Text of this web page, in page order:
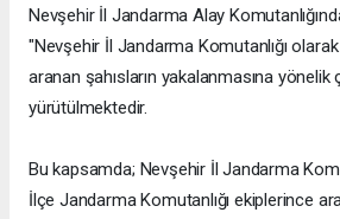
Nevşehir İl Jandarma Alay
"Nevşehir İl Jandarma Komutanlığı
aranan şahısların yakalanmasına yönelik
yürütülmektedir.
Bu kapsamda; Nevşehir İl Jandarma
İlçe Jandarma Komutanlığı ekiplerince